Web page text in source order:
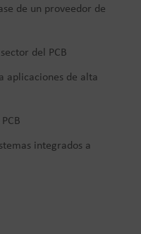
de un proveedor de
del PCB
aplicaciones de alta
integrados a